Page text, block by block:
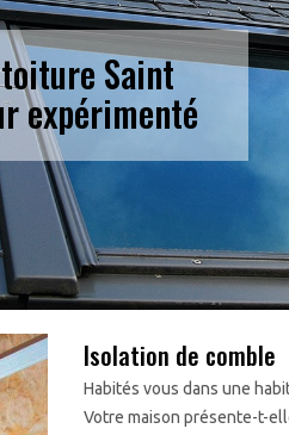
Saint
expérimenté
Isolation de comble
Habités vous dans une
Votre maison présente-t-